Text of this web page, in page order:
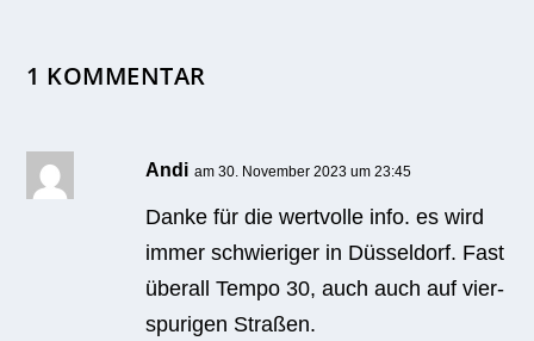
1 KOMMENTAR
Andi am 30. November 2023 um 23:45
Danke für die wert­volle info. es wird
immer schwie­ri­ger in Düs­sel­dorf. Fast
über­all Tempo 30, auch auch auf vier­
spu­ri­gen Straßen.